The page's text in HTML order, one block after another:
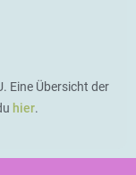
Eine Übersicht der
hier.